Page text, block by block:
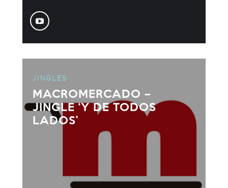
JINGLES
MACROMERCADO –
JINGLE ‘Y DE TODOS
LADOS’